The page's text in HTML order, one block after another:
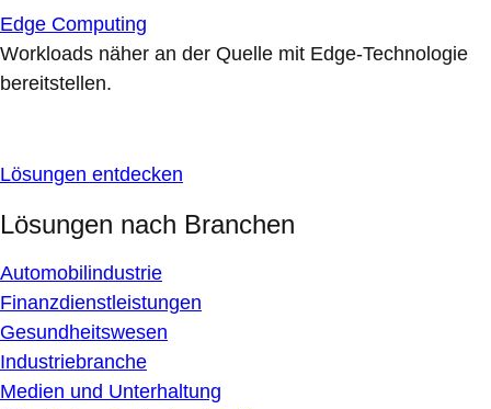
Edge Computing
Workloads näher an der Quelle mit Edge-Technologie
bereitstellen.
Lösungen entdecken
Lösungen nach Branchen
Automobilindustrie
Finanzdienstleistungen
Gesundheitswesen
Industriebranche
Medien und Unterhaltung